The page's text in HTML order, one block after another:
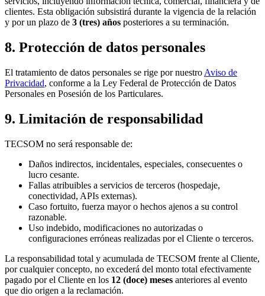
clientes. Esta obligación subsistirá durante la vigencia de la relación
y por un plazo de 3 (tres) años posteriores a su terminación.
8. Protección de datos personales
El tratamiento de datos personales se rige por nuestro Aviso de
Privacidad, conforme a la Ley Federal de Protección de Datos
Personales en Posesión de los Particulares.
9. Limitación de responsabilidad
TECSOM no será responsable de:
Daños indirectos, incidentales, especiales, consecuentes o
lucro cesante.
Fallas atribuibles a servicios de terceros (hospedaje,
conectividad, APIs externas).
Caso fortuito, fuerza mayor o hechos ajenos a su control
razonable.
Uso indebido, modificaciones no autorizadas o
configuraciones erróneas realizadas por el Cliente o terceros.
La responsabilidad total y acumulada de TECSOM frente al Cliente,
por cualquier concepto, no excederá del monto total efectivamente
pagado por el Cliente en los 12 (doce) meses anteriores al evento
que dio origen a la reclamación.